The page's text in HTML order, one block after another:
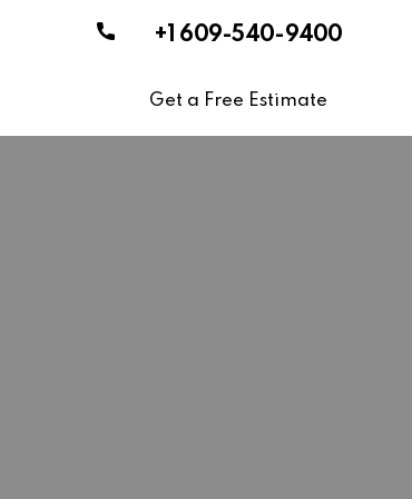
+1 609-540-9400
Get a Free Estimate